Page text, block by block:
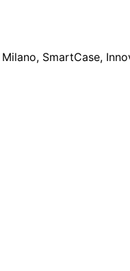
SmartCase,